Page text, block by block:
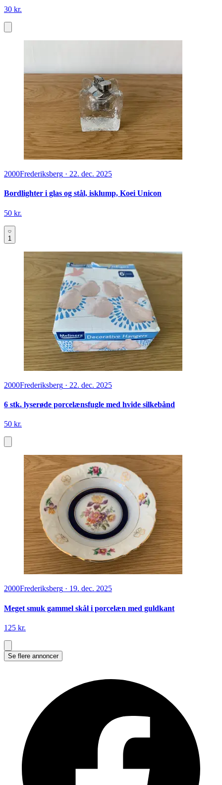
30 kr.
2000Frederiksberg · 22. dec. 2025
Bordlighter i glas og stål, isklump, Koei Unicon
50 kr.
1
2000Frederiksberg · 22. dec. 2025
6 stk. lyserøde porcelænsfugle med hvide silkebånd
50 kr.
2000Frederiksberg · 19. dec. 2025
Meget smuk gammel skål i porcelæn med guldkant
125 kr.
Se flere annoncer